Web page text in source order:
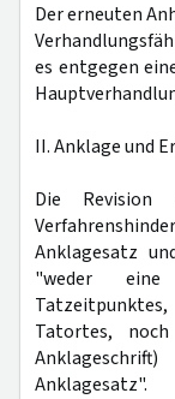
Der erneuten
es entgegen
II. Anklage und
Die Revision
Anklagesatz
"weder
Tatortes,
Anklagesatz".